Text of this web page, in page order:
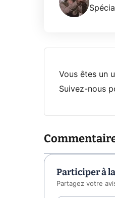
Vous êtes un
Suivez-nous
Participer à
Partagez votre